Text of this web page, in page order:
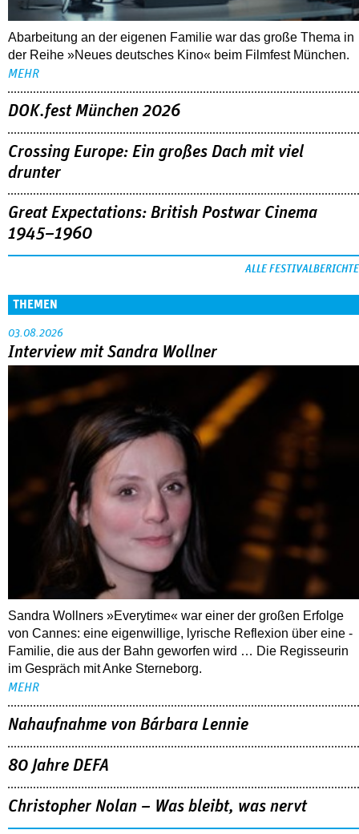
Abarbeitung an der eigenen Familie war das große Thema in
der Reihe »Neues deutsches Kino« beim Filmfest München.
MEHR
DOK.fest München 2026
Crossing Europe: Ein großes Dach mit viel
drunter
Great Expectations: British Postwar Cinema
1945–1960
ALLE FESTIVALBERICHTE
THEMEN
03.08.2026
Interview mit Sandra Wollner
Sandra Wollners »Everytime« war einer der großen Erfolge
von Cannes: eine eigenwillige, lyrische Reflexion über eine ­
Familie, die aus der Bahn geworfen wird … Die Regisseurin
im Gespräch mit Anke Sterneborg.
MEHR
Nahaufnahme von Bárbara Lennie
80 Jahre DEFA
Christopher Nolan – Was bleibt, was nervt